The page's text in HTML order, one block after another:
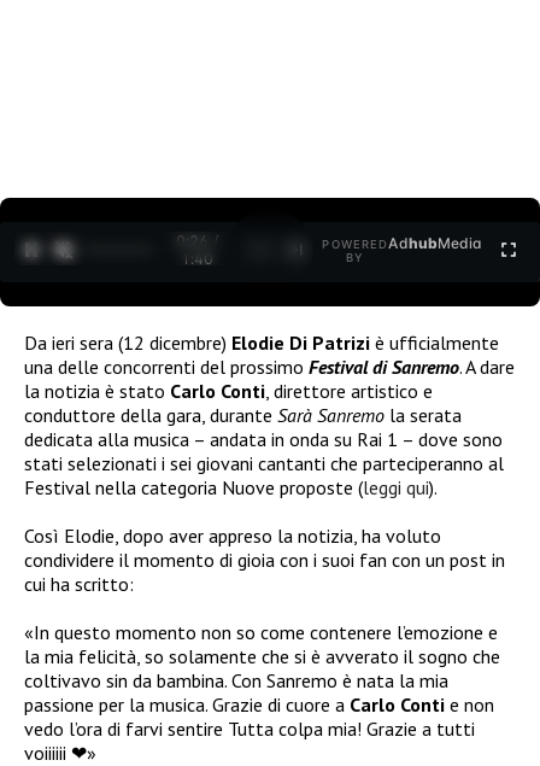
0:26 /
1:40
POWERED
BY
AdhubMedia
Da ieri sera (12 dicembre) Elodie Di Patrizi è ufficialmente
una delle concorrenti del prossimo Festival di Sanremo. A dare
la notizia è stato Carlo Conti , direttore artistico e
conduttore della gara, durante Sarà Sanremo la serata
dedicata alla musica – andata in onda su Rai 1 – dove sono
stati selezionati i sei giovani cantanti che parteciperanno al
Festival nella categoria Nuove proposte (leggi qui).
Così Elodie, dopo aver appreso la notizia, ha voluto
condividere il momento di gioia con i suoi fan con un post in
cui ha scritto:
«In questo momento non so come contenere l’emozione e
la mia felicità, so solamente che si è avverato il sogno che
coltivavo sin da bambina. Con Sanremo è nata la mia
passione per la musica. Grazie di cuore a Carlo Conti e non
vedo l’ora di farvi sentire Tutta colpa mia! Grazie a tutti
voiiiiii ❤»